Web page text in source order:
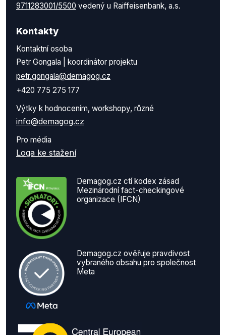
9711283001/5500 vedený u Raiffeisenbank, a.s.
Kontakty
Kontaktní osoba
Petr Gongala | koordinátor projektu
petr.gongala@demagog.cz
+420 775 275 177
Výtky k hodnocením, workshopy, různé
info@demagog.cz
Pro média
Loga ke stažení
Demagog.cz ctí kodex zásad
Mezinárodní fact-checkingové
organizace (IFCN)
Demagog.cz ověřuje pravdivost
vybraného obsahu pro společnost
Meta